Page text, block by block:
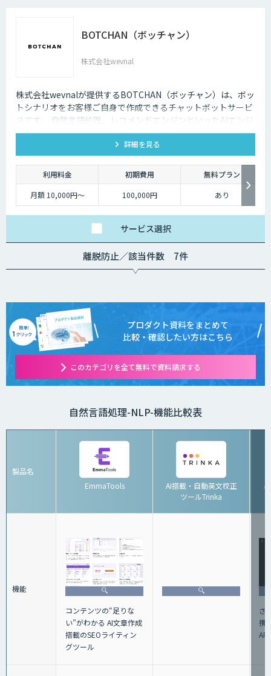
BOTCHAN（ボッチャン）
株式会社wevnal
株式会社wevnalが提供するBOTCHAN（ボッチャン）は、ボッ
トシナリオをお客様ご自身で作成できるチャットボットサービ
スです。 自然言語処理、レコメンドエンジンといったAIエンジ
ンと接続が可能で、ユーザとのより自然な会話を実現します。
詳細を見る
利用料金 初期費用
無料プラン
月額 10,000円～
100,000円 あり
サービス選択
離脱防止／該当件数 7件
プロダクト資料をまとめて
比較・確認したい方はこちら
このカテゴリを全て無料で資料請求する
自然言語処理-NLP-機能比較表
製品名
EmmaTools
AI搭載・自動英文校正
ツールTrinka
機能
コンテンツの“足りな
い”がわかる AI文章作成
搭載のSEOライティン
グツール
さ
携